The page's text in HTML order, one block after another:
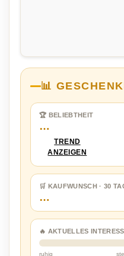
📊
🏆 BELIEBTHEIT
…
TREND
ANZEIGEN
🛒 KAUFWUNSCH · 30
…
🔥 AKTUELLES
ruhig